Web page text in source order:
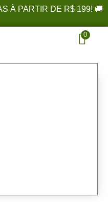
À PARTIR DE R$ 199! 🚚
0